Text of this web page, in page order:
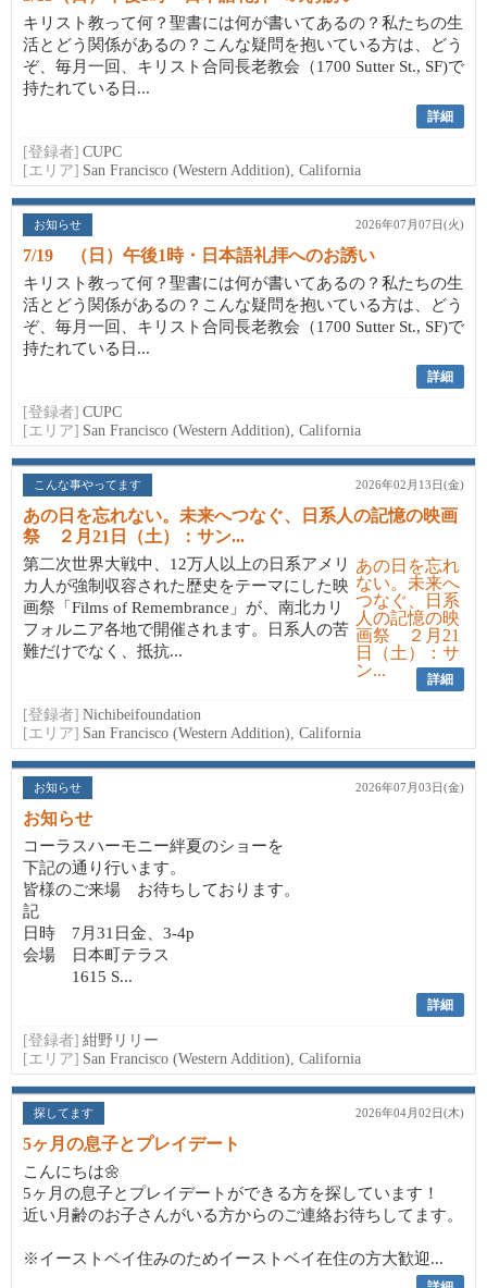
キリスト教って何？聖書には何が書いてあるの？私たちの生
活とどう関係があるの？こんな疑問を抱いている方は、どう
ぞ、毎月一回、キリスト合同長老教会（1700 Sutter St., SF)で
持たれている日...
詳細
[登録者] CUPC
[エリア] San Francisco (Western Addition), California
お知らせ 2026年07月07日(火)
7/19 （日）午後1時・日本語礼拝へのお誘い
キリスト教って何？聖書には何が書いてあるの？私たちの生
活とどう関係があるの？こんな疑問を抱いている方は、どう
ぞ、毎月一回、キリスト合同長老教会（1700 Sutter St., SF)で
持たれている日...
詳細
[登録者] CUPC
[エリア] San Francisco (Western Addition), California
こんな事やってます 2026年02月13日(金)
あの日を忘れない。未来へつなぐ、日系人の記憶の映画
祭 ２月21日（土）：サン...
第二次世界大戦中、12万人以上の日系アメリ
カ人が強制収容された歴史をテーマにした映
画祭「Films of Remembrance」が、南北カリ
フォルニア各地で開催されます。日系人の苦
難だけでなく、抵抗...
詳細
[登録者] Nichibeifoundation
[エリア] San Francisco (Western Addition), California
お知らせ 2026年07月03日(金)
お知らせ
コーラスハーモニー絆夏のショーを
下記の通り行います。
皆様のご来場 お待ちしております。
記
日時 7月31日金、3-4p
会場 日本町テラス
1615 S...
詳細
[登録者] 紺野リリー
[エリア] San Francisco (Western Addition), California
探してます 2026年04月02日(木)
5ヶ月の息子とプレイデート
こんにちは🌼
5ヶ月の息子とプレイデートができる方を探しています！
近い月齢のお子さんがいる方からのご連絡お待ちしてます。
※イーストベイ住みのためイーストベイ在住の方大歓迎...